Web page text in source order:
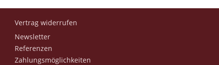
Vertrag widerrufen
Newsletter
Referenzen
Zahlungsmöglichkeiten